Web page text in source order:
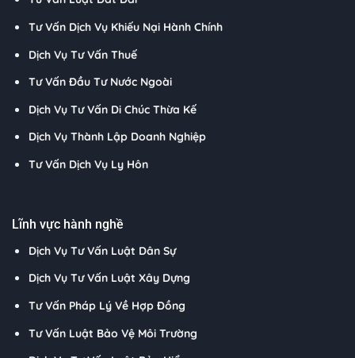
Tư Vấn Dịch Vụ Khiếu Nại Hành Chính
Dịch Vụ Tư Vấn Thuế
Tư Vấn Đầu Tư Nước Ngoài
Dịch Vụ Tư Vấn Di Chúc Thừa Kế
Dịch Vụ Thành Lập Doanh Nghiệp
Tư Vấn Dịch Vụ Ly Hôn
Lĩnh vực hành nghề
Dịch Vụ Tư Vấn Luật Dân Sự
Dịch Vụ Tư Vấn Luật Xây Dựng
Tư Vấn Pháp Lý Về Hợp Đồng
Tư Vấn Luật Bảo Vệ Môi Trường